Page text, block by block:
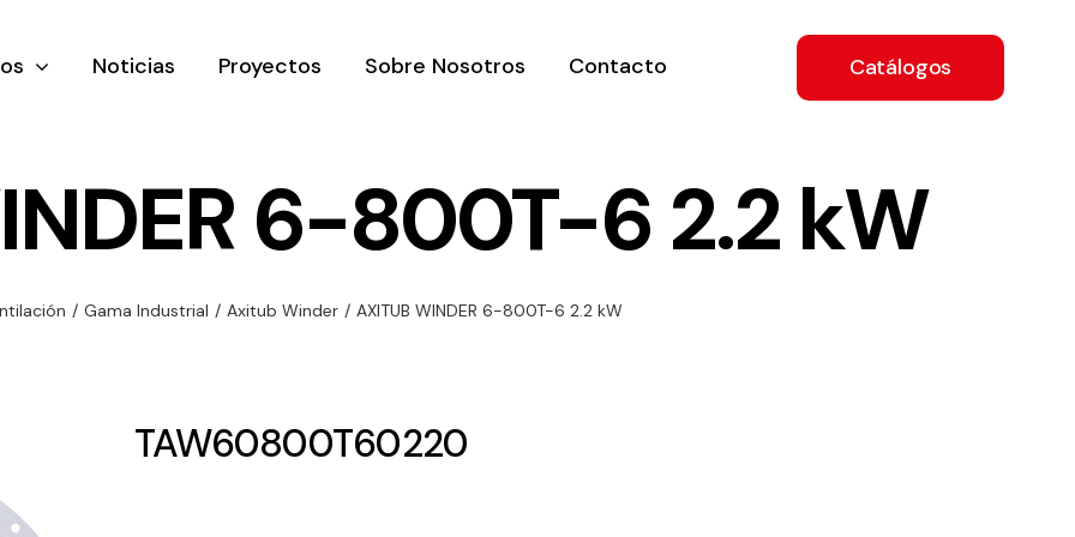
y
y
Ventilación
ventilación
Iluminación
soluciones
solares para
Noticias Proyectos Sobre Nosotros Contacto Catálogos
6-800T-6 2.2 kW
/ Gama Industrial / Axitub Winder / AXITUB WINDER 6-800T-6 2.2 kW
TAW60800T60220